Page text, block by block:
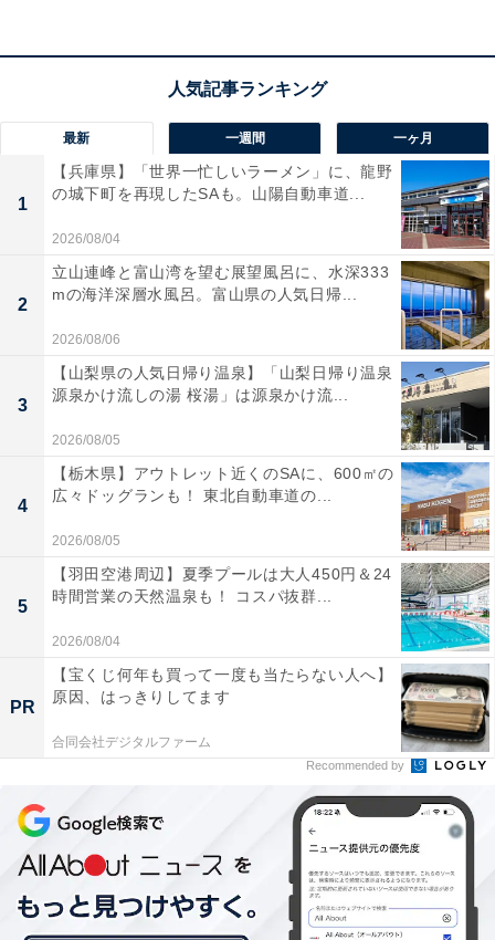
貯金が1000万円以上1500万円未満の人の割合
＜出典＞
「家計の金融行動に関する世論調査［単身世帯調査］
「家計の金融行動に関する世論調査［二人以上世帯調
結婚する時にまとまった貯金が欲しかった
貯金を始めたきっかけについて「結婚する時にある程度
最新 一週間 一ヶ月
1
【兵庫県】「世界一忙しいラーメン」に、龍野
の城下町を再現したSAも。山陽自動車道...
2026/08/04
2
立山連峰と富山湾を望む展望風呂に、水深333
mの海洋深層水風呂。富山県の人気日帰...
2026/08/06
3
【山梨県の人気日帰り温泉】「山梨日帰り温泉
源泉かけ流しの湯 桜湯」は源泉かけ流...
2026/08/05
4
【栃木県】アウトレット近くのSAに、600㎡の
広々ドッグランも！ 東北自動車道の...
2026/08/05
5
【羽田空港周辺】夏季プールは大人450円＆24
時間営業の天然温泉も！ コスパ抜群...
2026/08/04
PR
【宝くじ何年も買って一度も当たらない人へ】
原因、はっきりしてます
合同会社デジタルファーム
Recommended by